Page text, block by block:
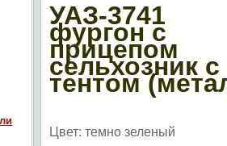
УАЗ-3741
фургон с
прицепом
сельхозник с
тентом
Цвет: темно зеленый